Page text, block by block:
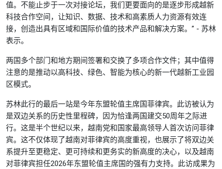
值。不能止步于一次对接论坛，我们更要面向的是逐步形成越新
科技合作空间，让知识、数据、技术和高素质人力资源有效连
接，创造出具有区域和国际价值的技术产品和解决方案。” - 苏林
表示。
两国多个部门和地方期间签署和交换了多项合作文件；其中值得
注意的是推动以高科技、绿色、智能为核心的新一代越新工业园
区模式。
苏林此行的最后一站是今年东盟轮值主席国菲律宾。此访被认为
是双边关系的历史性里程碑，因为恰逢两国建交50周年之际进
行。这是半个世纪以来，越南党和国家最高领导人首次访问菲律
宾。这不仅体现了越南对菲律宾的高度重视，也展示了将双边关
系提升至更稳定、更可持续和更务实的新高度的决心，以及越南
对菲律宾担任2026年东盟轮值主席国的强有力支持。此访成果为